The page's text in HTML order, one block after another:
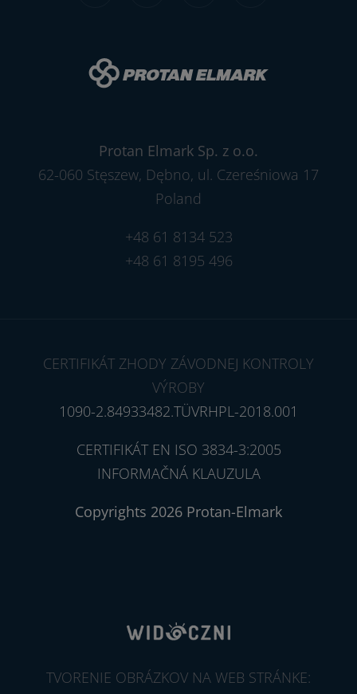
Protan Elmark Sp. z o.o.
62-060 Stęszew, Dębno, ul. Czereśniowa 17
Poland
+48 61 8134 523
+48 61 8195 496
CERTIFIKÁT ZHODY ZÁVODNEJ KONTROLY
VÝROBY
1090-2.84933482.TÜVRHPL-2018.001
CERTIFIKÁT EN ISO 3834-3:2005
INFORMAČNÁ KLAUZULA
Copyrights 2026 Protan-Elmark
TVORENIE OBRÁZKOV NA WEB STRÁNKE: